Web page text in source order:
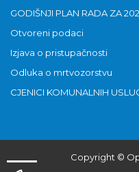
GODIŠNJI PLAN RADA ZA
Otvoreni podaci
Izjava o pristupačnosti
Odluka o mrtvozorstvu
CJENICI KOMUNALNIH
Copyright ©